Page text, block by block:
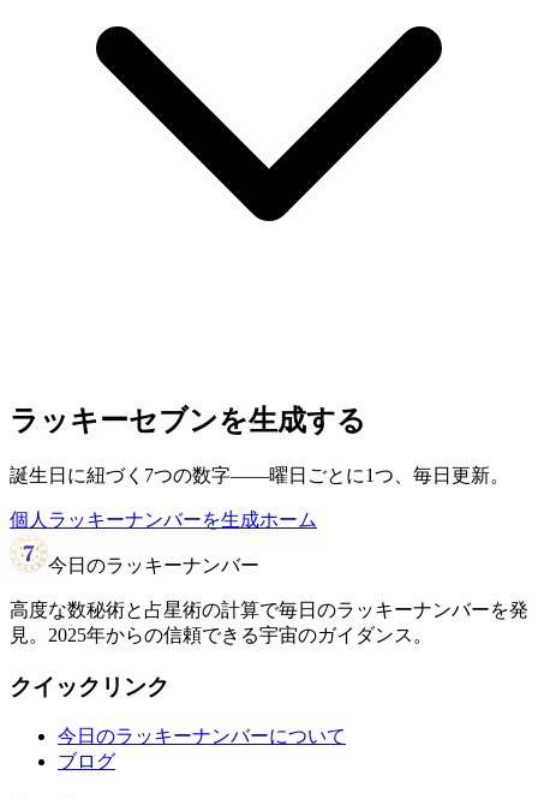
ラッキーセブンを生成する
誕生日に紐づく7つの数字——曜日ごとに1つ、毎日更新。
個人ラッキーナンバーを生成ホーム
今日のラッキーナンバー
高度な数秘術と占星術の計算で毎日のラッキーナンバーを発
見。2025年からの信頼できる宇宙のガイダンス。
クイックリンク
今日のラッキーナンバーについて
ブログ